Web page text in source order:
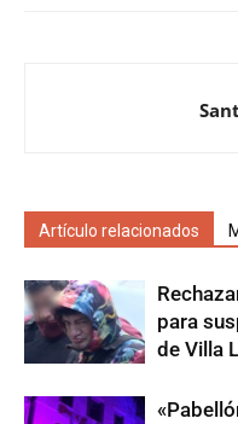
Artículo relacionados
para
de Villa